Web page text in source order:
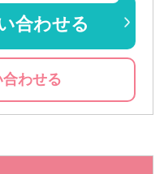
合わせる
わせる